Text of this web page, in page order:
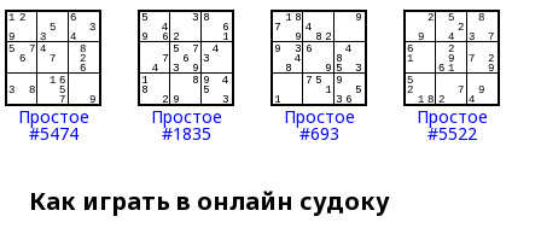
Простое
#5474
Простое
#1835
Простое
#693
Простое
#5522
Как играть в онлайн судоку